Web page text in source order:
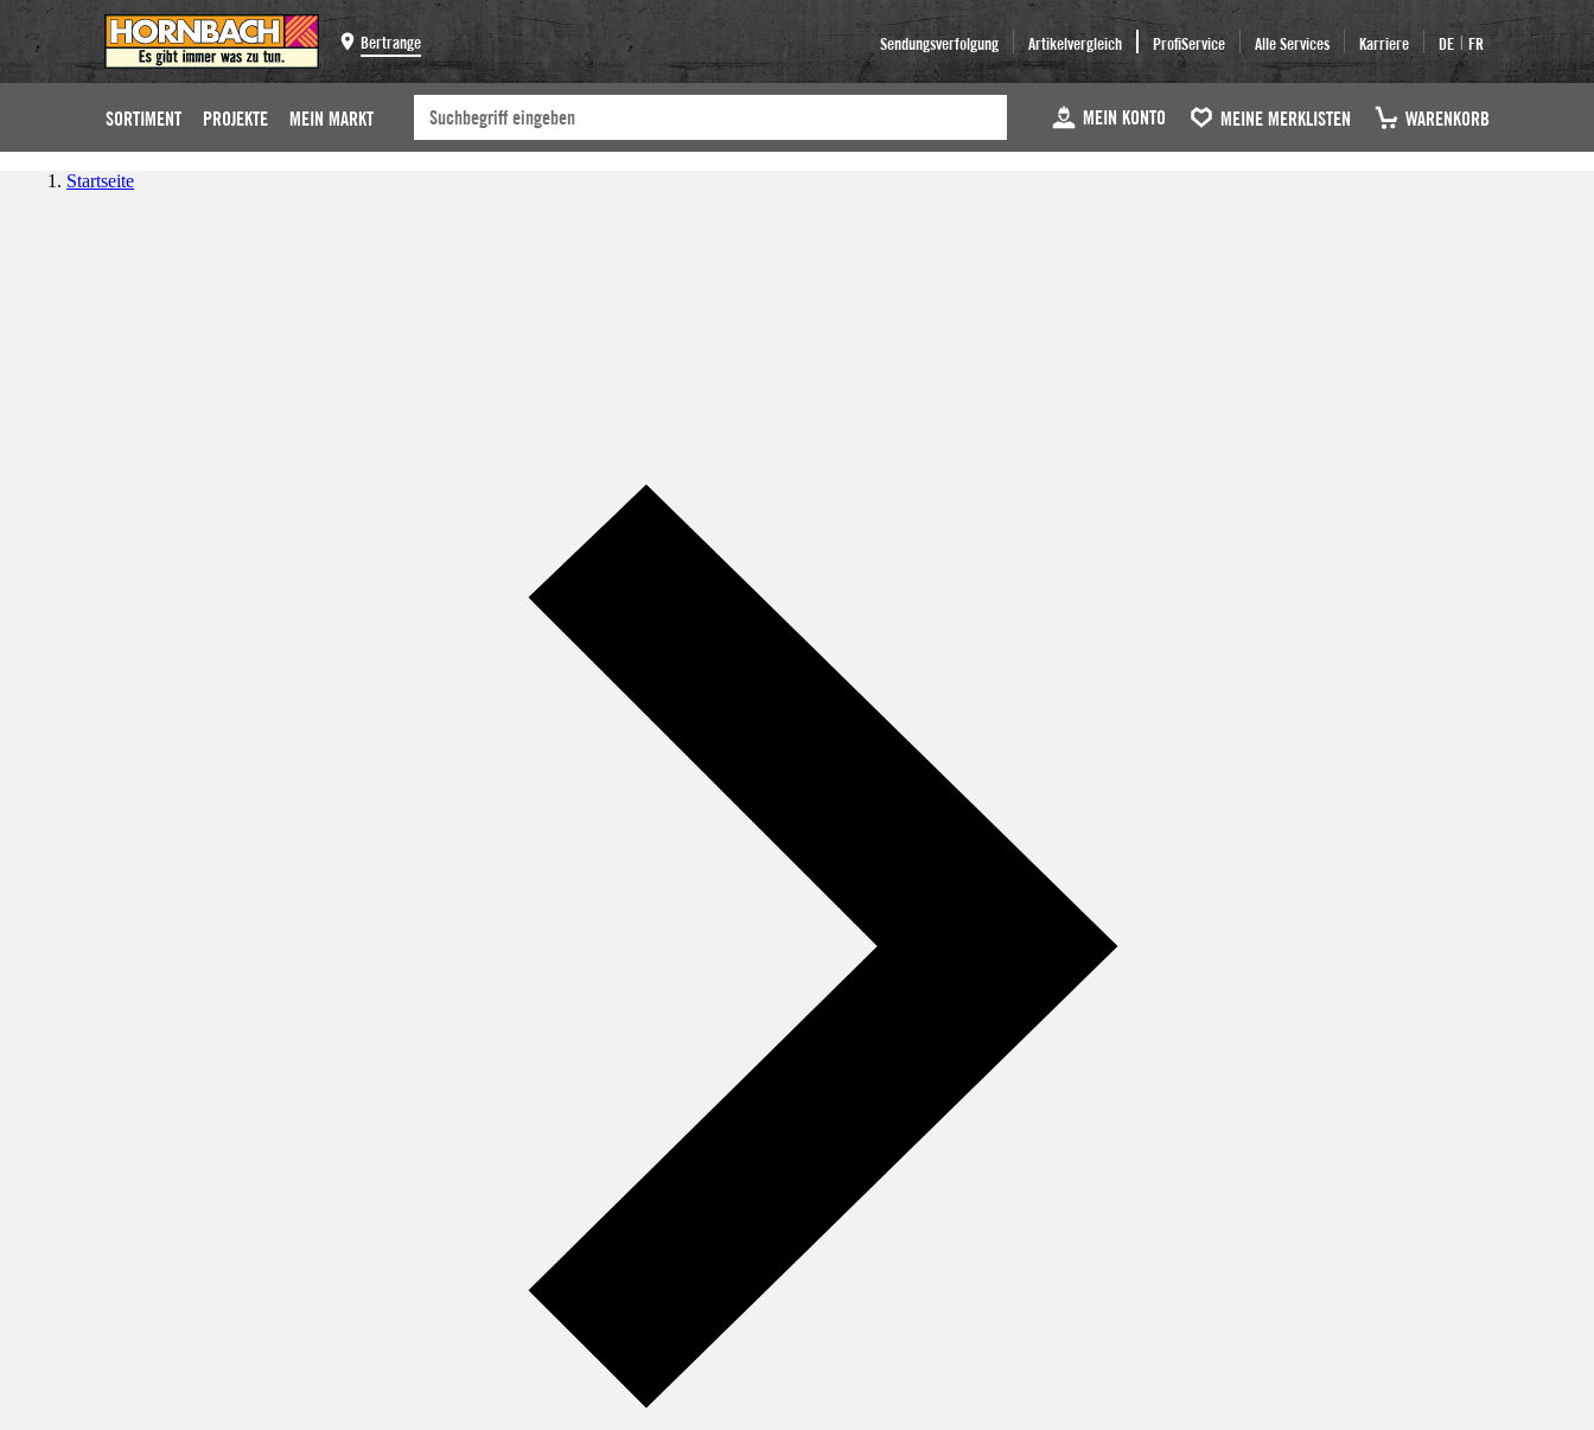
Bertrange Sendungsverfolgung Artikelvergleich ProfiService Alle Services Karriere DE | FR
SORTIMENT PROJEKTE MEIN MARKT MEIN KONTO MEINE MERKLISTEN WARENKORB
Startseite